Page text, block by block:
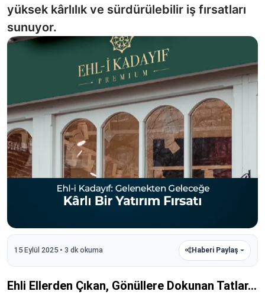
yüksek kârlılık ve sürdürülebilir iş fırsatları
sunuyor.
15 Eylül 2025 • 3 dk okuma Haberi Paylaş
Ehli Ellerden Çıkan, Gönüllere Dokunan Tatlar…